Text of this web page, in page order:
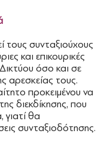
τους συνταξιούχους
και επικουρικές
όσο και σε
αρεσκείας τους.
προκειμένου να
διεκδίκησης, που
γιατί θα
συνταξιοδότησης.